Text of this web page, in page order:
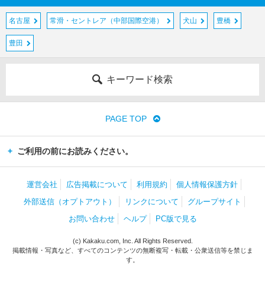
名古屋 常滑・セントレア（中部国際空港） 犬山 豊橋
豊田
キーワード検索
PAGE TOP
ご利用の前にお読みください。
運営会社 広告掲載について 利用規約
個人情報保護方針
外部送信（オプトアウト）
リンクについて
グループサイト
お問い合わせ
ヘルプ PC版で見る
(c) Kakaku.com, Inc. All Rights Reserved.
掲載情報・写真など、すべてのコンテンツの無断複写・転載・公衆送信等を禁じま
す。